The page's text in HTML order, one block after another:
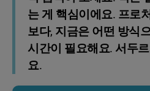
는 게 핵심이에요. 프로
보다, 지금은 어떤 방식
시간이 필요해요. 서두
요.